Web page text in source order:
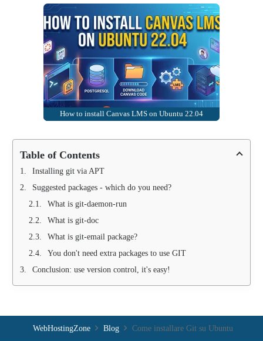
How to install Canvas LMS on Ubuntu 22.04
Table of Contents
Installing git via APT
Suggested packages - which do you need?
What is git-daemon-run
What is git-doc
What is git-email package?
You don't need extra packages to use GIT
Conclusion: use version control, it's easy!
WebHostingZone Blog Come installare Git su Ubuntu